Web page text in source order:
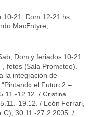
10-21, Dom 12-21 hs;
MacEntyre,
Dom y feriados 10-21
fotos (Sala Prometeo).
la integración de
el Futuro2 –
12.12. / Cristina
19.12. / León Ferrari,
C), 30.11.-27.2.2005. /